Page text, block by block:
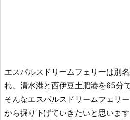
エスパルスドリームフェリーは別
れ、清水港と西伊豆土肥港を65分
そんなエスパルスドリームフェリ
から掘り下げていきたいと思います